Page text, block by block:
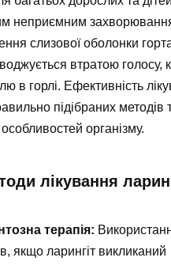
неприємним
слизової оболонки
втратою голосу,
в горлі. Ефективність
підібраних методів
організму.
лікування
терапія:
якщо ларингіт викликаний